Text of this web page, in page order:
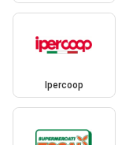
Ipercoop